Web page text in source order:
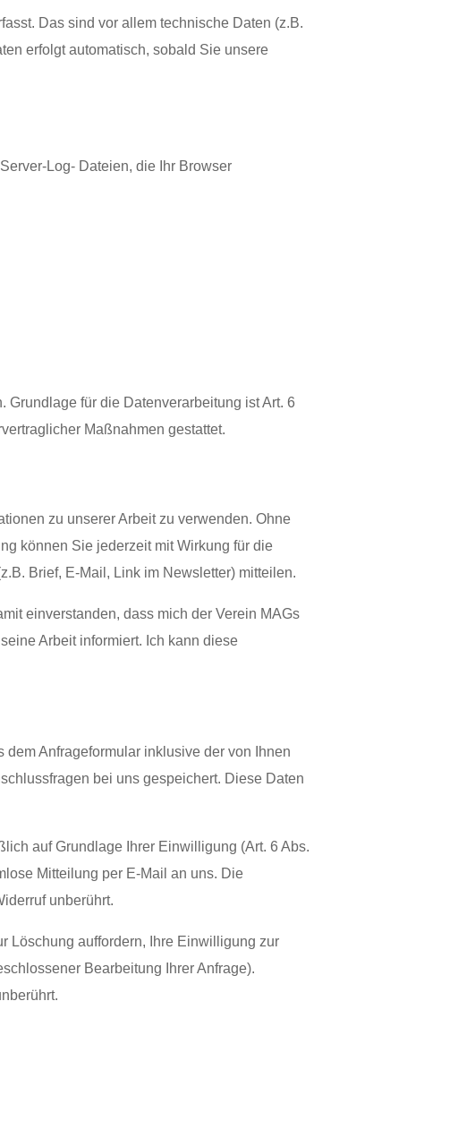
Das sind vor allem technische Daten (z.B.
erfolgt automatisch, sobald Sie unsere
Log- Dateien, die Ihr Browser
für die Datenverarbeitung ist Art. 6
Maßnahmen gestattet.
zu unserer Arbeit zu verwenden. Ohne
können Sie jederzeit mit Wirkung für die
Brief, E-Mail, Link im Newsletter) mitteilen.
einverstanden, dass mich der Verein MAGs
Arbeit informiert. Ich kann diese
Anfrageformular inklusive der von Ihnen
bei uns gespeichert. Diese Daten
auf Grundlage Ihrer Einwilligung (Art. 6 Abs.
Mitteilung per E-Mail an uns. Die
unberührt.
Löschung auffordern, Ihre Einwilligung zur
Bearbeitung Ihrer Anfrage).